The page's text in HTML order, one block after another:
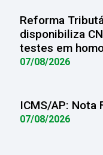
Reforma
disponibiliza
testes em
07/08/2026
ICMS/AP: Nota
07/08/2026